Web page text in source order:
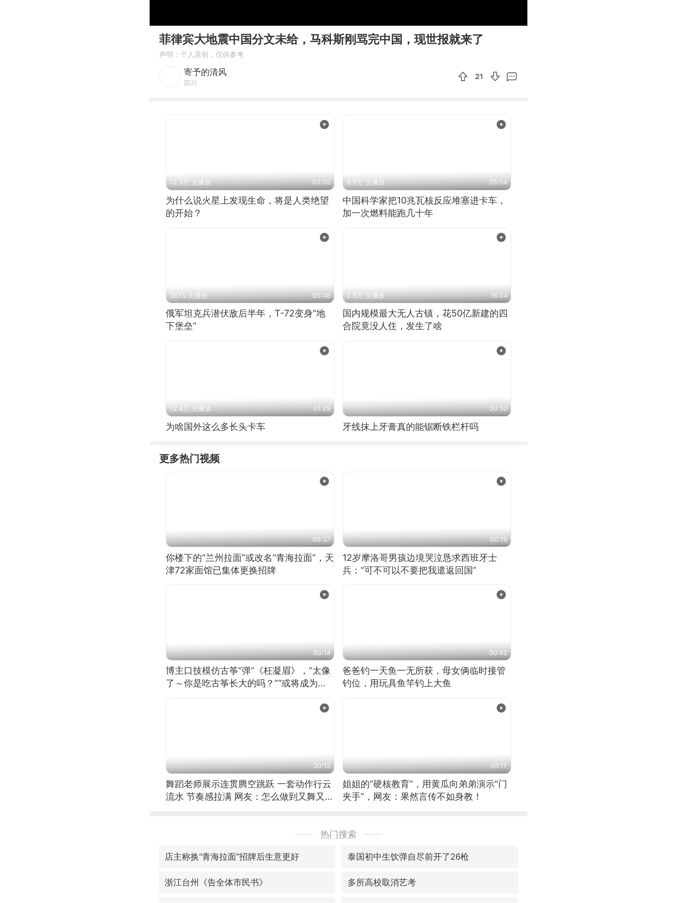
菲律宾大地震中国分文未给，马科斯刚骂完中国，现世报就来了
声明：个人原创，仅供参考
寄予的清风
四川
21
12.3万 次播放 03:55
为什么说火星上发现生命，将是人类绝望
的开始？
8.5万 次播放 05:04
中国科学家把10兆瓦核反应堆塞进卡车，
加一次燃料能跑几十年
3675 次播放 05:48
俄军坦克兵潜伏敌后半年，T-72变身“地
下堡垒”
2.9万 次播放 16:34
国内规模最大无人古镇，花50亿新建的四
合院竟没人住，发生了啥
12.4万 次播放 01:29
为啥国外这么多长头卡车
00:50
牙线抹上牙膏真的能锯断铁栏杆吗
更多热门视频
00:37
你楼下的“兰州拉面”或改名“青海拉面”，天
津72家面馆已集体更换招牌
00:19
12岁摩洛哥男孩边境哭泣恳求西班牙士
兵：“可不可以不要把我遣返回国”
00:14
博主口技模仿古筝“弹”《枉凝眉》，“太像
了～你是吃古筝长大的吗？”“或将成为首
00:42
爸爸钓一天鱼一无所获，母女俩临时接管
钓位，用玩具鱼竿钓上大鱼
00:12
舞蹈老师展示连贯腾空跳跃 一套动作行云
流水 节奏感拉满 网友：怎么做到又舞又武
00:17
姐姐的“硬核教育”，用黄瓜向弟弟演示“门
夹手”，网友：果然言传不如身教！
热门搜索
店主称换“青海拉面”招牌后生意更好 泰国初中生饮弹自尽前开了26枪
浙江台州《告全体市民书》 多所高校取消艺考